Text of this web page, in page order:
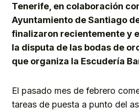
Tenerife, en colaboración
Ayuntamiento de Santiago
finalizaron recientemente y
la disputa de las bodas de
que organiza la Escudería
El pasado mes de febrero
tareas de puesta a punto del